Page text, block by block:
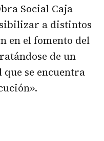
Social Caja
a distintos
en el fomento del
de un
se encuentra